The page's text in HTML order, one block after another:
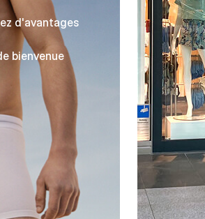
d'avantages
bienvenue